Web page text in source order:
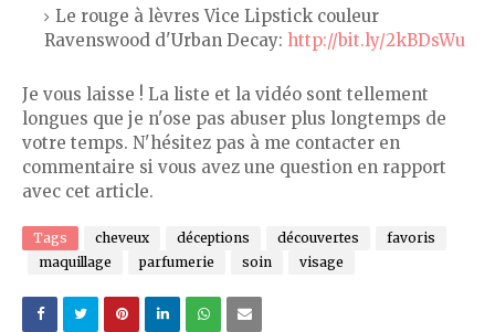
Le rouge à lèvres Vice Lipstick couleur
Ravenswood d'Urban Decay: http://bit.ly/2kBDsWu
Je vous laisse ! La liste et la vidéo sont tellement
longues que je n'ose pas abuser plus longtemps de
votre temps. N'hésitez pas à me contacter en
commentaire si vous avez une question en rapport
avec cet article.
Tags cheveux déceptions découvertes
favoris
maquillage
parfumerie soin visage